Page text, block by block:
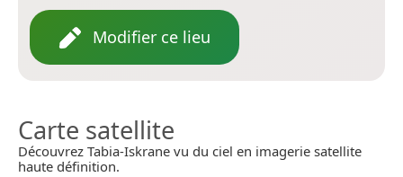
Modifier ce lieu
Carte satellite
Découvrez Tabia-Iskrane vu du ciel en imagerie satellite
haute définition.